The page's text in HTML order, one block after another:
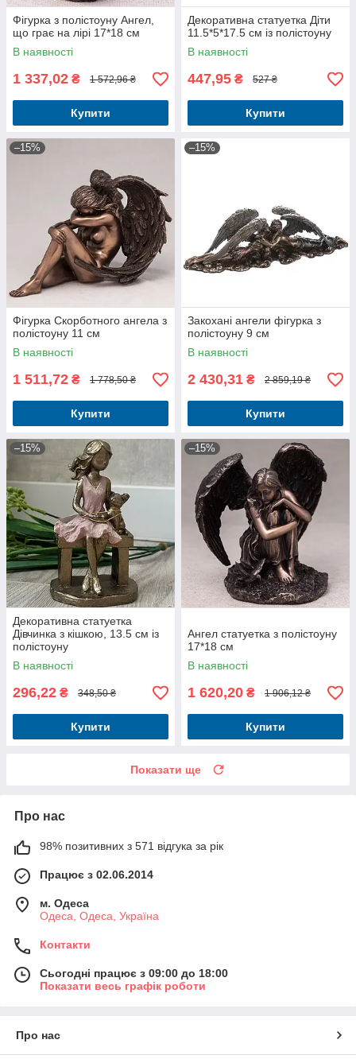
Фігурка з полістоуну Ангел,
що грає на лірі 17*18 см
В наявності
1 337,02 ₴ 1 572,96 ₴
Купити
Декоративна статуетка Діти
11.5*5*17.5 см із полістоуну
В наявності
447,95 ₴ 527 ₴
Купити
–15%
Фігурка Скорботного ангела з
полістоуну 11 см
В наявності
1 511,72 ₴ 1 778,50 ₴
Купити
–15%
Закохані ангели фігурка з
полістоуну 9 см
В наявності
2 430,31 ₴ 2 859,19 ₴
Купити
–15%
Декоративна статуетка
Дівчинка з кішкою, 13.5 см із
полістоуну
В наявності
296,22 ₴ 348,50 ₴
Купити
–15%
Ангел статуетка з полістоуну
17*18 см
В наявності
1 620,20 ₴ 1 906,12 ₴
Купити
Показати ще
Про нас
98% позитивних з 571 відгука за рік
Працює з 02.06.2014
м. Одеса
Одеса, Одеса, Україна
Контакти
Сьогодні працює з 09:00 до 18:00
Показати весь графік роботи
Про нас